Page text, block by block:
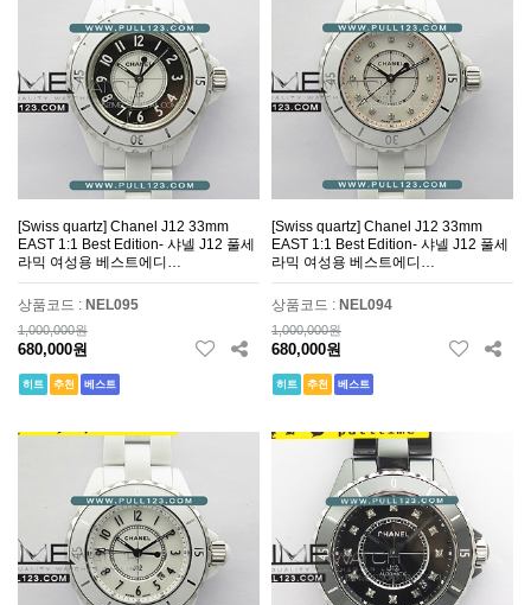
[Swiss quartz] Chanel J12 33mm
EAST 1:1 Best Edition- 샤넬 J12 풀세
라믹 여성용 베스트에디…
상품코드 : NEL095
1,000,000원
680,000원
히트 추천 베스트
[Swiss quartz] Chanel J12 33mm
EAST 1:1 Best Edition- 샤넬 J12 풀세
라믹 여성용 베스트에디…
상품코드 : NEL094
1,000,000원
680,000원
히트 추천 베스트